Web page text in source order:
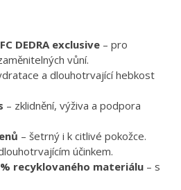
FC DEDRA exclusive – pro
vůní.
a dlouhotrvající hebkost
– zklidnění, výživa a podpora
– šetrný i k citlivé pokožce.
účinkem.
recyklovaného materiálu – s